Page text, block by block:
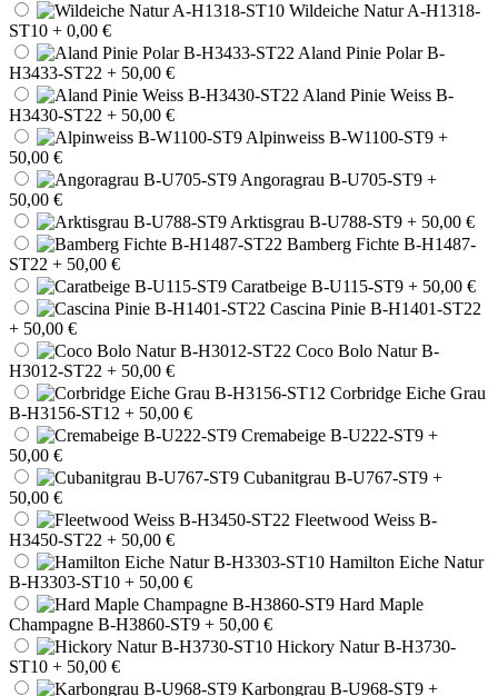
Wildeiche Natur A-H1318-
ST10 + 0,00 €
Aland Pinie Polar B-
H3433-ST22 + 50,00 €
Aland Pinie Weiss B-
H3430-ST22 + 50,00 €
Alpinweiss B-W1100-ST9 +
50,00 €
Angoragrau B-U705-ST9 +
50,00 €
Arktisgrau B-U788-ST9 + 50,00 €
Bamberg Fichte B-H1487-
ST22 + 50,00 €
Caratbeige B-U115-ST9 + 50,00 €
Cascina Pinie B-H1401-ST22
+ 50,00 €
Coco Bolo Natur B-
H3012-ST22 + 50,00 €
Corbridge Eiche Grau
B-H3156-ST12 + 50,00 €
Cremabeige B-U222-ST9 +
50,00 €
Cubanitgrau B-U767-ST9 +
50,00 €
Fleetwood Weiss B-
H3450-ST22 + 50,00 €
Hamilton Eiche Natur
B-H3303-ST10 + 50,00 €
Hard Maple
Champagne B-H3860-ST9 + 50,00 €
Hickory Natur B-H3730-
ST10 + 50,00 €
Karbongrau B-U968-ST9 +